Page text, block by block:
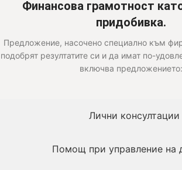
Финансова грамотност
придобивка.
Предложение, насочено специално към
подобрят резултатите си и да имат по-
включва предложението:
Лични консултации
Помощ при управление на